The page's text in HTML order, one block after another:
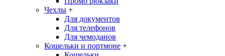
Чехлы +
Для документов
Для телефонов
Для чемоданов
Кошельки и портмоне +